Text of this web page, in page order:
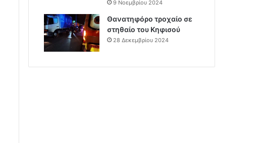
9 Νοεμβρίου 2024
Θανατηφόρο τροχαίο σε
στηθαίο του Κηφισού
28 Δεκεμβρίου 2024